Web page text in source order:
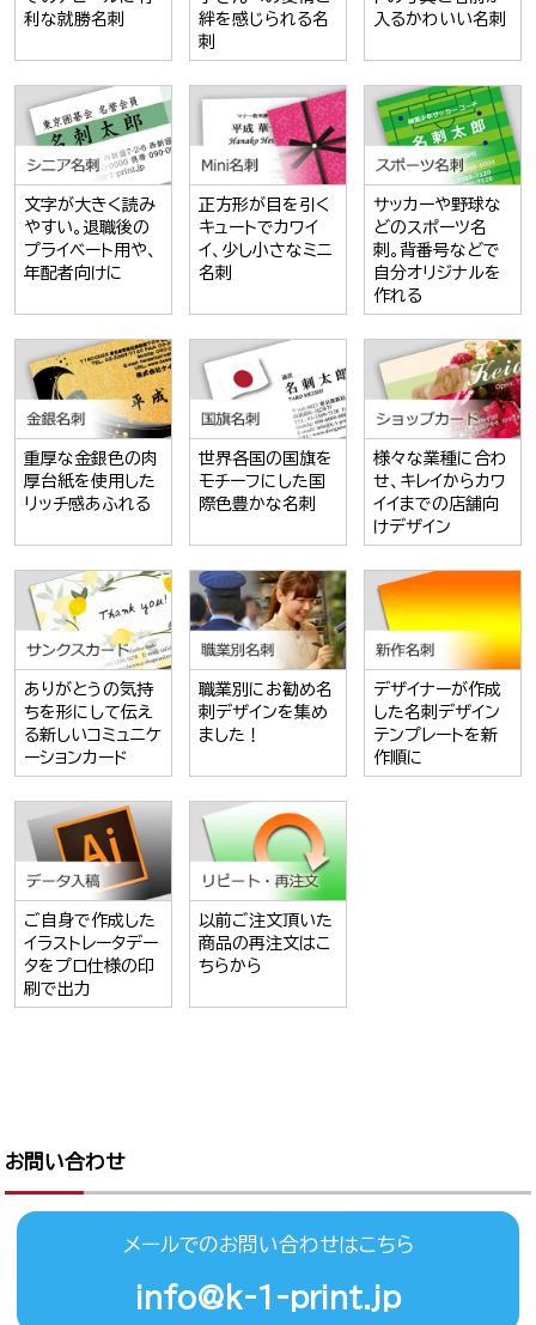
利な就勝名刺
絆を感じられる名
刺
入るかわいい名刺
文字が大きく読み
やすい。退職後の
プライベート用や、
年配者向けに
正方形が目を引く
キュートでカワイ
イ、少し小さなミニ
名刺
サッカーや野球な
どのスポーツ名
刺。背番号などで
自分オリジナルを
作れる
重厚な金銀色の肉
厚台紙を使用した
リッチ感あふれる
世界各国の国旗を
モチーフにした国
際色豊かな名刺
様々な業種に合わ
せ、キレイからカワ
イイまでの店舗向
けデザイン
ありがとうの気持
ちを形にして伝え
る新しいコミュニケ
ーションカード
職業別にお勧め名
刺デザインを集め
ました！
デザイナーが作成
した名刺デザイン
テンプレートを新
作順に
ご自身で作成した
イラストレータデー
タをプロ仕様の印
刷で出力
以前ご注文頂いた
商品の再注文はこ
ちらから
お問い合わせ
メールでのお問い合わせはこちら
info@k-1-print.jp